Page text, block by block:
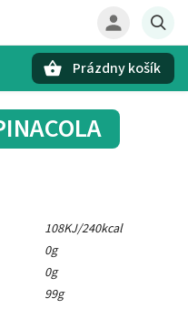
Prázdny košík
108KJ/240kcal
0g
0g
99g